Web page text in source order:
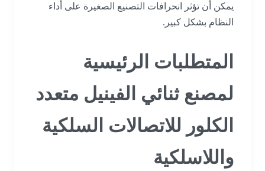
يمكن أن تؤثر انحرافات التصنيع الصغيرة على أداء
النظام بشكل كبير.
المتطلبات الرئيسية
لمصنع ثنائي الفينيل متعدد
الكلور للاتصالات السلكية
واللاسلكية